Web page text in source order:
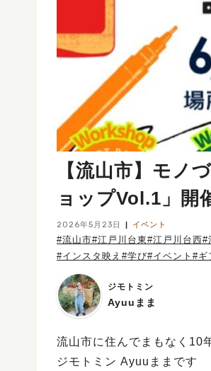
【流山市】モノ
ョップVol.1」開
2026年5月23日 イベント
#流山市#江戸川台東#江戸川台西#
#インスタ映え #学び#イベント #ギ
ジモトミン
Ayuuまま
流山市に住んでまもなく10
ジモトミン Ayuuままです